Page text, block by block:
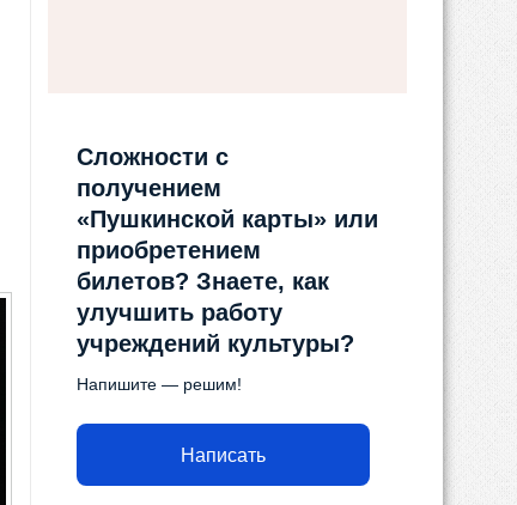
Сложности с
получением
«Пушкинской карты» или
приобретением
билетов? Знаете, как
улучшить работу
учреждений культуры?
Напишите — решим!
Написать